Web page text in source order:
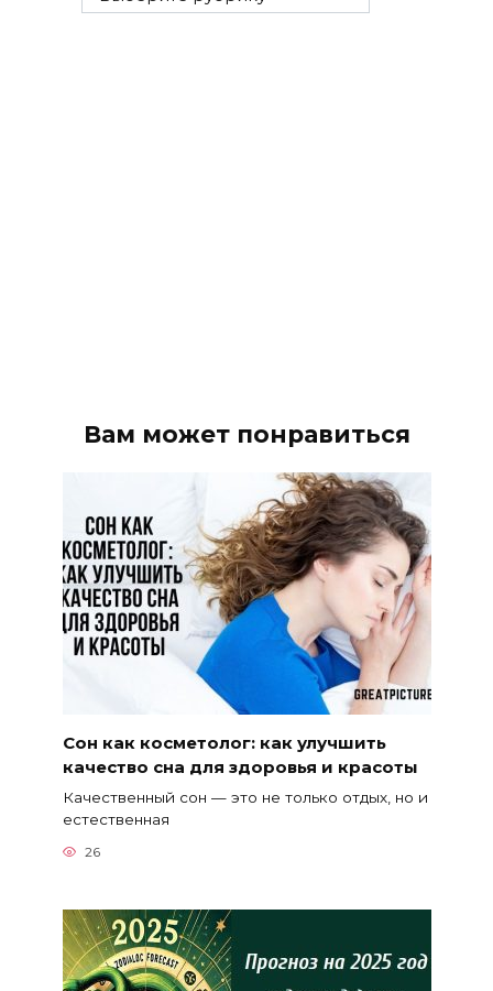
рубрики
Вам может понравиться
Сон как косметолог: как улучшить
качество сна для здоровья и красоты
Качественный сон — это не только отдых, но и
естественная
26